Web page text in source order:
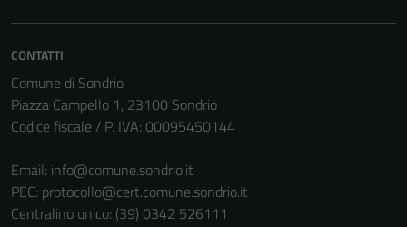
CONTATTI
Comune di Sondrio
Piazza Campello 1, 23100 Sondrio
Codice fiscale / P. IVA: 00095450144
Email: info@comune.sondrio.it
PEC: protocollo@cert.comune.sondrio.it
Centralino unico: (39) 0342 526111
del sito e non
personali.